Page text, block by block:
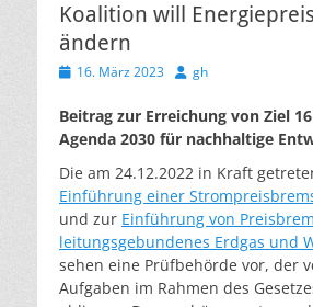
Koalition will
ändern
Veröffentlicht
16. März 2023 Autor
gh
Beitrag zur Erreichung von Ziel
Agenda 2030 für nachhaltige
Die am 24.12.2022 in Kraft
Einführung einer
und zur Einführung von
leitungsgebundenes Erdgas und
sehen eine Prüfbehörde vor, der
Aufgaben im Rahmen des